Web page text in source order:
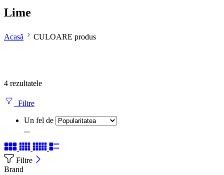
Lime
Acasă CULOARE produs
4 rezultatele
Filtre
Un fel de
...
Filtre
Brand